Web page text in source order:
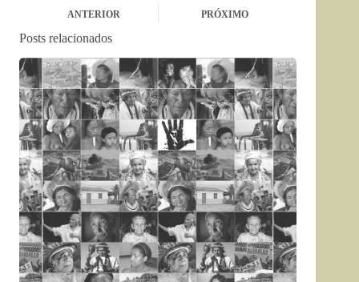
ANTERIOR PRÓXIMO
Posts relacionados